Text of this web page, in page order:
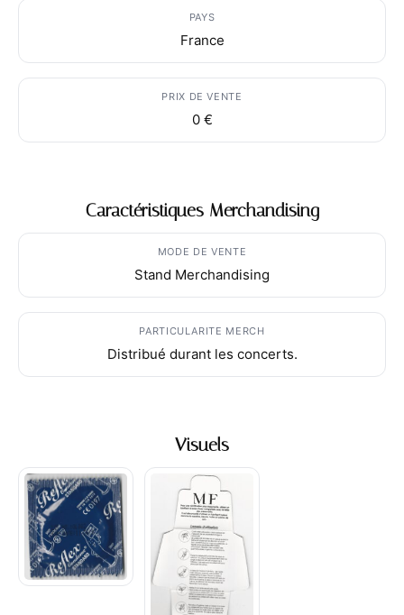
PAYS
France
PRIX DE VENTE
0 €
Caractéristiques Merchandising
MODE DE VENTE
Stand Merchandising
PARTICULARITE MERCH
Distribué durant les concerts.
Visuels